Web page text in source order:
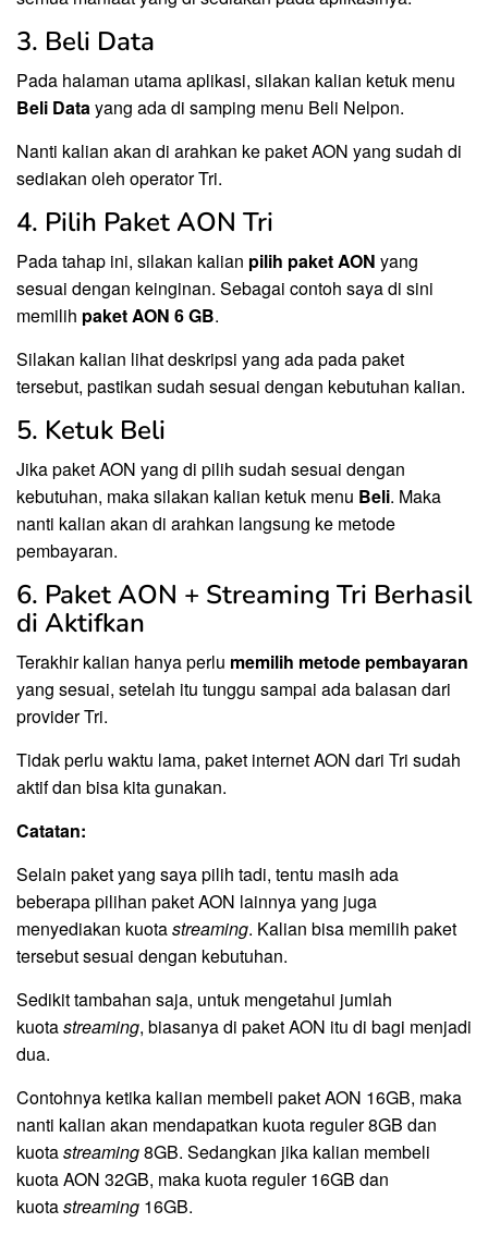
3. Beli Data
Pada halaman utama aplikasi, silakan kalian ketuk menu
Beli Datayang ada di samping menu Beli Nelpon.
Nanti kalian akan di arahkan ke paket AON yang sudah di
sediakan oleh operator Tri.
4. Pilih Paket AON Tri
Pada tahap ini, silakan kalian pilih paket AON yang
sesuai dengan keinginan. Sebagai contoh saya di sini
memilih paket AON 6 GB.
Silakan kalian lihat deskripsi yang ada pada paket
tersebut, pastikan sudah sesuai dengan kebutuhan kalian.
5. Ketuk Beli
Jika paket AON yang di pilih sudah sesuai dengan
kebutuhan, maka silakan kalian ketuk menu Beli. Maka
nanti kalian akan di arahkan langsung ke metode
pembayaran.
6. Paket AON + Streaming Tri Berhasil
di Aktifkan
Terakhir kalian hanya perlu memilih metode pembayaran
yang sesuai, setelah itu tunggu sampai ada balasan dari
provider Tri.
Tidak perlu waktu lama, paket internet AON dari Tri sudah
aktif dan bisa kita gunakan.
Catatan:
Selain paket yang saya pilih tadi, tentu masih ada
beberapa pilihan paket AON lainnya yang juga
menyediakan kuotastreaming. Kalian bisa memilih paket
tersebut sesuai dengan kebutuhan.
Sedikit tambahan saja, untuk mengetahui jumlah
kuotastreaming, biasanya di paket AON itu di bagi menjadi
dua.
Contohnya ketika kalian membeli paket AON 16GB, maka
nanti kalian akan mendapatkan kuota reguler 8GB dan
kuotastreaming8GB. Sedangkan jika kalian membeli
kuota AON 32GB, maka kuota reguler 16GB dan
kuotastreaming 16GB.